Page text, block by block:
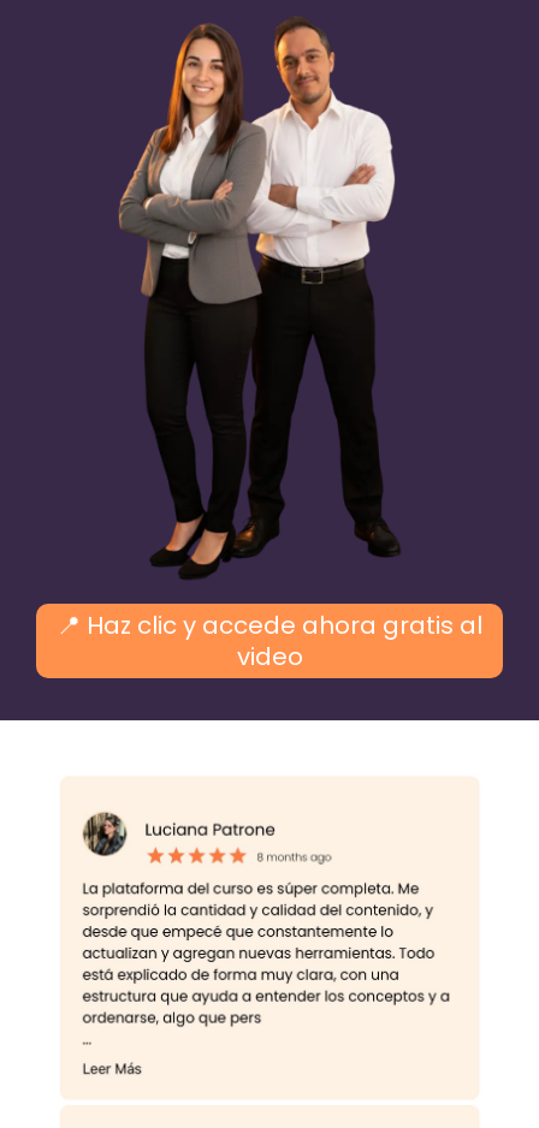
📍 Haz clic y accede ahora gratis al
video